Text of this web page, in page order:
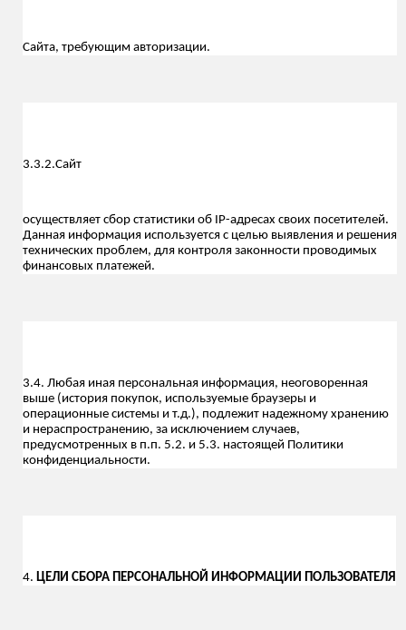
Сайта, требующим авторизации.
3.3.2.Сайт
осуществляет сбор статистики об IP-адресах своих посетителей.
Данная информация используется с целью выявления и решения
технических проблем, для контроля законности проводимых
финансовых платежей.
3.4. Любая иная персональная информация, неоговоренная
выше (история покупок, используемые браузеры и
операционные системы и т.д.), подлежит надежному хранению
и нераспространению, за исключением случаев,
предусмотренных в п.п. 5.2. и 5.3. настоящей Политики
конфиденциальности.
4. ЦЕЛИ СБОРА ПЕРСОНАЛЬНОЙ ИНФОРМАЦИИ ПОЛЬЗОВАТЕЛЯ